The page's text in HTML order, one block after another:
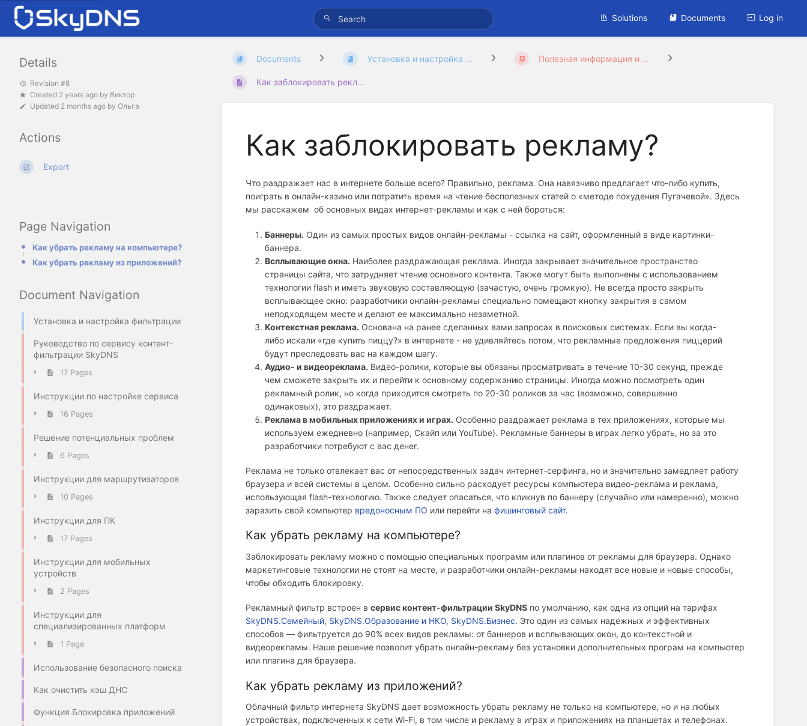
Solutions Documents Log in
Page Navigation
Как убрать рекламу на компьютере?
Как убрать рекламу из приложений?
Document Navigation
Установка и настройка фильтрации
Руководство по сервису контент-
фильтрации SkyDNS
17 Pages
Инструкции по настройке сервиса
16 Pages
Решение потенциальных проблем
6 Pages
Инструкции для маршрутизаторов
10 Pages
Инструкции для ПК
17 Pages
Инструкции для мобильных
устройств
2 Pages
Инструкции для
специализированных платформ
1 Page
Использование безопасного поиска
Как очистить кэш ДНС
Функция Блокировка приложений
Documents Установка и настройка ... Полезная информация и ...
Как заблокировать рекл...
Как заблокировать рекламу?
Что раздражает нас в интернете больше всего? Правильно, реклама. Она навязчиво предлагает что-либо купить,
поиграть в онлайн-казино или потратить время на чтение бесполезных статей о «методе похудения Пугачевой». Здесь
мы расскажем об основных видах интернет-рекламы и как с ней бороться:
Баннеры. Один из самых простых видов онлайн-рекламы - ссылка на сайт, оформленный в виде картинки-
баннера.
Всплывающие окна. Наиболее раздражающая реклама. Иногда закрывает значительное пространство
страницы сайта, что затрудняет чтение основного контента. Также могут быть выполнены с использованием
технологии flash и иметь звуковую составляющую (зачастую, очень громкую). Не всегда просто закрыть
всплывающее окно: разработчики онлайн-рекламы специально помещают кнопку закрытия в самом
неподходящем месте и делают ее максимально незаметной.
Контекстная реклама. Основана на ранее сделанных вами запросах в поисковых системах. Если вы когда-
либо искали «где купить пиццу?» в интернете - не удивляйтесь потом, что рекламные предложения пиццерий
будут преследовать вас на каждом шагу.
Аудио- и видеореклама. Видео-ролики, которые вы обязаны просматривать в течение 10-30 секунд, прежде
чем сможете закрыть их и перейти к основному содержанию страницы. Иногда можно посмотреть один
рекламный ролик, но когда приходится смотреть по 20-30 роликов за час (возможно, совершенно
одинаковых), это раздражает.
Реклама в мобильных приложениях и играх. Особенно раздражает реклама в тех приложениях, которые мы
используем ежедневно (например, Скайп или YouTube). Рекламные баннеры в играх легко убрать, но за это
разработчики потребуют с вас денег.
Реклама не только отвлекает вас от непосредственных задач интернет-серфинга, но и значительно замедляет работу
браузера и всей системы в целом. Особенно сильно расходует ресурсы компьютера видео-реклама и реклама,
использующая flash-технологию. Также следует опасаться, что кликнув по баннеру (случайно или намеренно), можно
заразить свой компьютер вредоносным ПО или перейти на фишинговый сайт.
Как убрать рекламу на компьютере?
Заблокировать рекламу можно с помощью специальных программ или плагинов от рекламы для браузера. Однако
маркетинговые технологии не стоят на месте, и разработчики онлайн-рекламы находят все новые и новые способы,
чтобы обходить блокировку.
Рекламный фильтр встроен в сервис контент-фильтрации SkyDNS по умолчанию, как одна из опций на тарифах
SkyDNS.Семейный, SkyDNS.Образование и НКО, SkyDNS.Бизнес. Это один из самых надежных и эффективных
способов — фильтруется до 90% всех видов рекламы: от баннеров и всплывающих окон, до контекстной и
видеорекламы. Наше решение позволит убрать онлайн-рекламу без установки дополнительных програм на компьютер
или плагина для браузера.
Как убрать рекламу из приложений?
Облачный фильтр интернета SkyDNS дает возможность убрать рекламу не только на компьютере, но и на любых
устройствах, подключенных к сети Wi-Fi, в том числе и рекламу в играх и приложениях на планшетах и телефонах.
Details
Revision #8
Created 2 years ago by Виктор
Updated 2 months ago by Ольга
Actions
Export